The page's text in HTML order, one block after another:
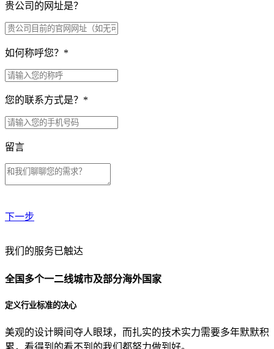
贵公司的网址是？
如何称呼您？ *
您的联系方式是？ *
留言
下一步
贵公司预算范围是？
贵公司的团队规模是？
目前主要的营销渠道是？
我们的服务已触达
全国多个一二线城市及部分海外国家
定义行业标准的决心
美观的设计瞬间夺人眼球，而扎实的技术实力需要多年默默积
累，看得到的看不到的我们都努力做到好。